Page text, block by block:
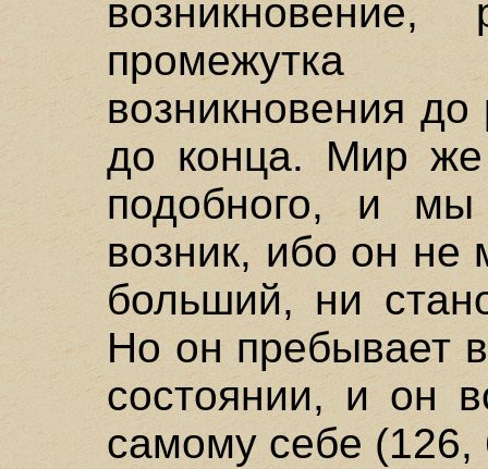
возникновения до
до конца. Мир же
подобного, и
возник, ибо он не
больший, ни
Но он пребывает
состоянии, и он
самому себе (126,